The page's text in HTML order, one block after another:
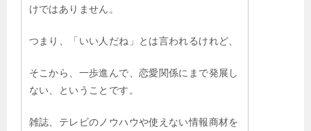
けではありません。
つまり、「いい人だね」とは言われるけれど、
そこから、一歩進んで、恋愛関係にまで発展し
ない、ということです。
雑誌、テレビのノウハウや使えない情報商材を